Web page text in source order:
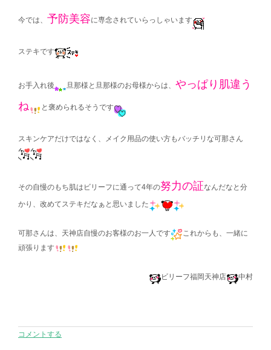
今では、 予防美容に専念されていらっしゃいます
ステキです
お手入れ後 旦那様と旦那様のお母様からは、 やっぱり肌違う
ね
と褒められるそうです
スキンケアだけではなく、メイク用品の使い方もバッチリな可那さん
その自慢のもち肌はビリーフに通って4年の努力の証なんだなと分
かり、改めてステキだなぁと思いました
可那さんは、天神店自慢のお客様のお一人です
これからも、一緒に
頑張ります
ビリーフ福岡天神店 中村
コメントする